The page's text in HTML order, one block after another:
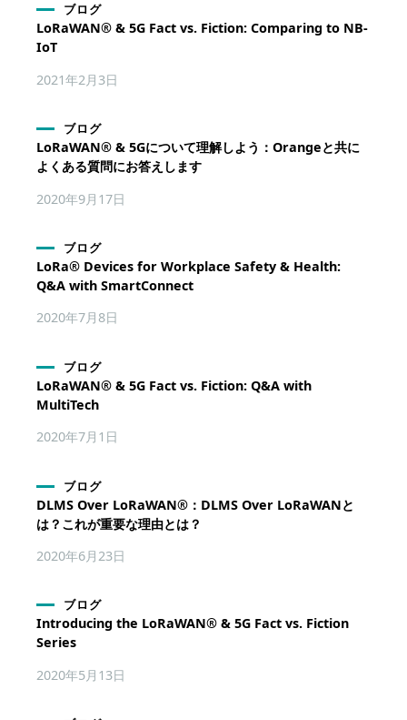
ブログ
LoRaWAN® & 5G Fact vs. Fiction: Comparing to NB-
IoT
2021年2月3日
ブログ
LoRaWAN® & 5Gについて理解しよう：Orangeと共に
よくある質問にお答えします
2020年9月17日
ブログ
LoRa® Devices for Workplace Safety & Health:
Q&A with SmartConnect
2020年7月8日
ブログ
LoRaWAN® & 5G Fact vs. Fiction: Q&A with
MultiTech
2020年7月1日
ブログ
DLMS Over LoRaWAN®：DLMS Over LoRaWANと
は？これが重要な理由とは？
2020年6月23日
ブログ
Introducing the LoRaWAN® & 5G Fact vs. Fiction
Series
2020年5月13日